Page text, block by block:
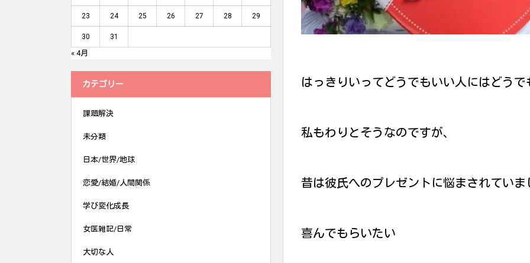
はっきりいってどうでもいい人にはどう
私もわりとそうなのですが、
昔は彼氏へのプレゼントに悩まされていま
喜んでもらいたい
23 24 25 26 27 28 29
30 31
« 4月
カテゴリー
課題解決
未分類
日本/世界/地球
恋愛/結婚/人間関係
学び変化成長
女医雑記/日常
大切な人